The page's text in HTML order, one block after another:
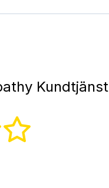
Kundtjänst